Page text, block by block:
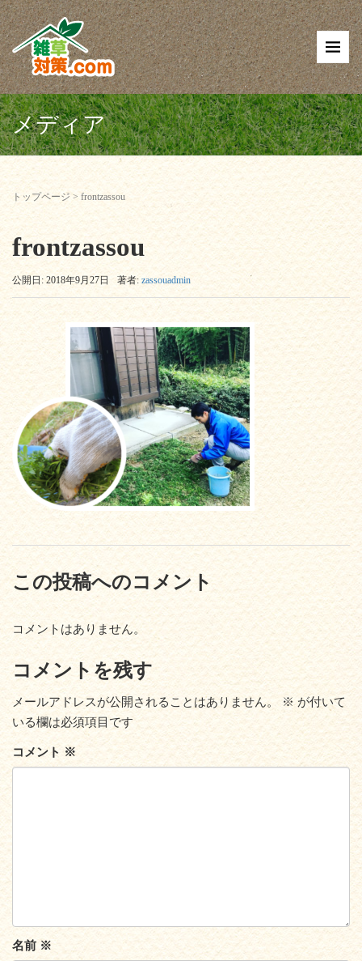
メディア
トップページ> frontzassou
frontzassou
公開日: 2018年9月27日 著者: zassouadmin
この投稿へのコメント
コメントはありません。
コメントを残す
メールアドレスが公開されることはありません。 ※が付いて
いる欄は必須項目です
コメント ※
名前 ※